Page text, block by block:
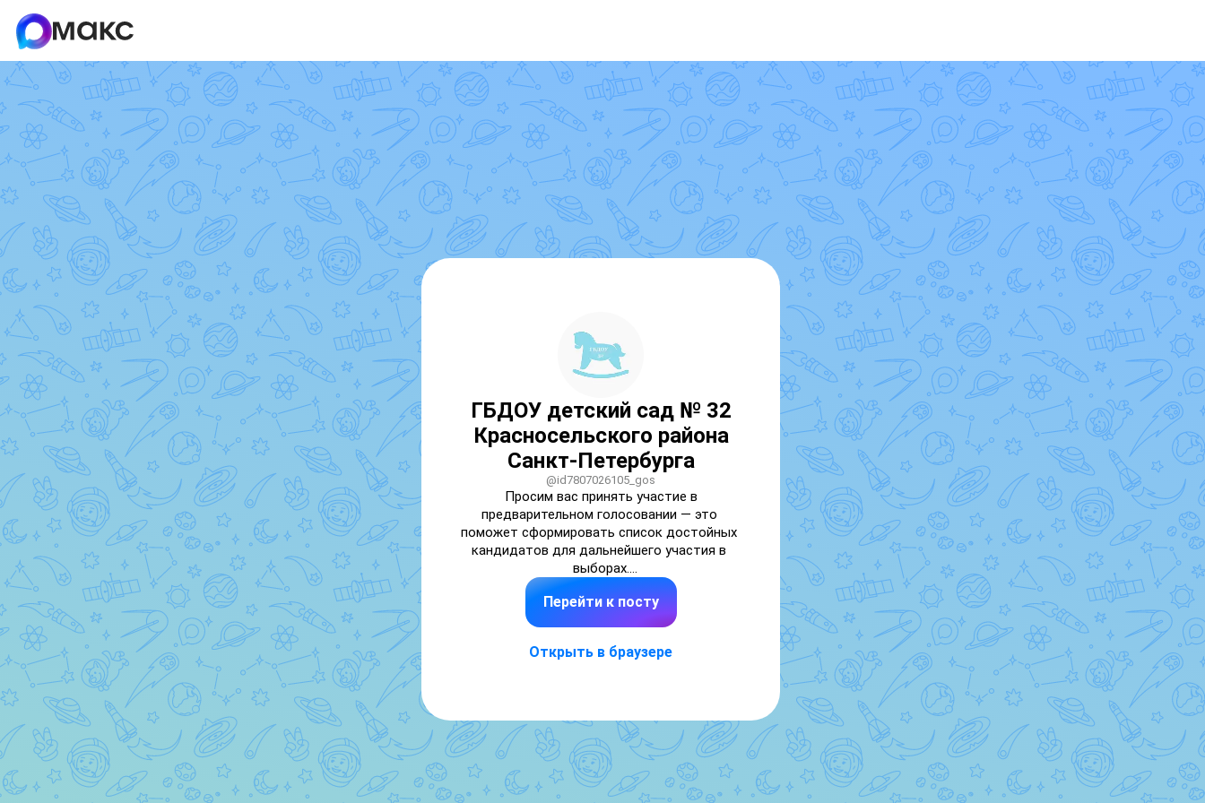
ГБДОУ детский сад № 32
Красносельского района
Санкт-Петербурга
@id7807026105_gos
Просим вас принять участие в
предварительном голосовании — это
поможет сформировать список достойных
кандидатов для дальнейшего участия в
выборах.
Порядок действий:
3. На открывшейся странице выберите
«Предварительно проголосовать» (кнопка
расположена в верхнем правом углу).
Перейти к посту
Открыть в браузере